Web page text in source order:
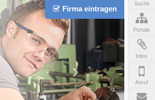
Firma eintragen
Suche
Portale
Infos
Anruf